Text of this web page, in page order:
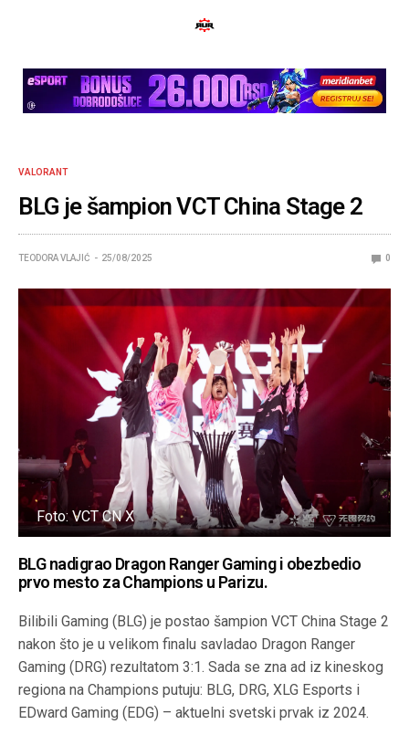
VALORANT
BLG je šampion VCT China Stage 2
TEODORA VLAJIĆ 25/08/2025 0
Foto: VCT CN X
BLG nadigrao Dragon Ranger Gaming i obezbedio
prvo mesto za Champions u Parizu.
Bilibili Gaming (BLG) je postao šampion VCT China Stage 2
nakon što je u velikom finalu savladao Dragon Ranger
Gaming (DRG) rezultatom 3:1. Sada se zna ad iz kineskog
regiona na Champions putuju: BLG, DRG, XLG Esports i
EDward Gaming (EDG) – aktuelni svetski prvak iz 2024.